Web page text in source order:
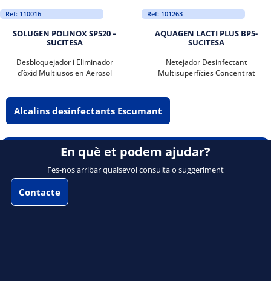
Ref: 110016
SOLUGEN POLINOX SP520 –
SUCITESA
Desbloquejador i Eliminador
d’òxid Multiusos en Aerosol
Ref: 101263
AQUAGEN LACTI PLUS BP5-
SUCITESA
Netejador Desinfectant
Multisuperfícies Concentrat
Alcalins desinfectants Escumant
En què et podem ajudar?
Fes-nos arribar qualsevol consulta o suggeriment
Contacte